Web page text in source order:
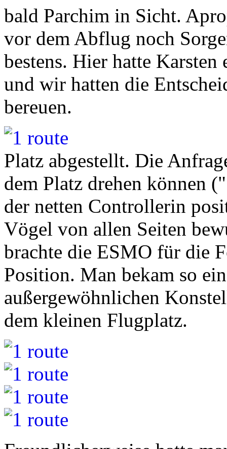
bald Parchim in Sicht.
vor dem Abflug noch
bestens. Hier hatte
und wir hatten die
bereuen.
Platz abgestellt. Die
dem Platz drehen können
der netten Controllerin
Vögel von allen Seiten
brachte die ESMO für die
Position. Man bekam so
außergewöhnlichen
dem kleinen Flugplatz.